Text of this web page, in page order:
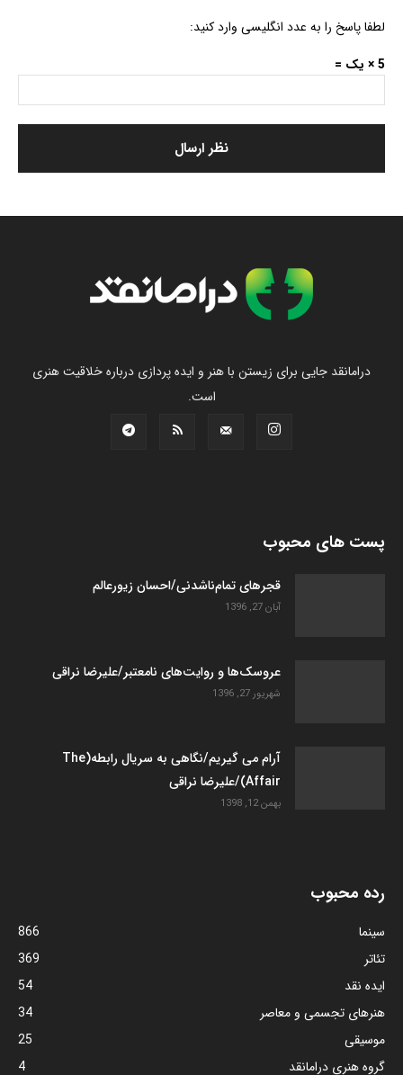
لطفا پاسخ را به عدد انگلیسی وارد کنید:
5 × یک =
درامانقد جایی برای زیستن با هنر و ایده پردازی درباره خلاقیت هنری
است.
پست های محبوب
قجرهای تمام‌ناشدنی/احسان زیورعالم
آبان 27, 1396
عروسک­‌ها و روایت­‌های نامعتبر/علیرضا نراقی
شهریور 27, 1396
آرام می گیریم/نگاهی به سریال رابطه(The
Affair)/علیرضا نراقی
بهمن 12, 1398
رده محبوب
سینما
866
تئاتر
369
ایده نقد
54
هنرهای تجسمی و معاصر
34
موسیقی
25
گروه هنری درامانقد
4